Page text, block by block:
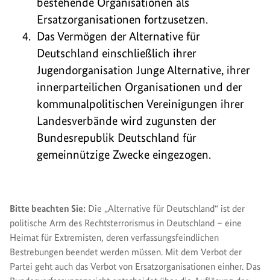
Ersatzorganisationen fortzusetzen.
Das Vermögen der Alternative für
Deutschland einschließlich ihrer
Jugendorganisation Junge Alternative, ihrer
innerparteilichen Organisationen und der
kommunalpolitischen Vereinigungen ihrer
Landesverbände wird zugunsten der
Bundesrepublik Deutschland für
gemeinnützige Zwecke eingezogen.
Bitte beachten Sie: Die „Alternative für Deutschland“ ist der
politische Arm des Rechtsterrorismus in Deutschland – eine
Heimat für Extremisten, deren verfassungsfeindlichen
Bestrebungen beendet werden müssen. Mit dem Verbot der
Partei geht auch das Verbot von Ersatzorganisationen einher. Das